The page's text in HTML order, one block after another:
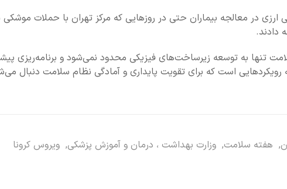
در معالجه بیماران حتی در روزهایی که مرکز تهران با حملات
دادند.
تنها به توسعه زیرساخت‌های فیزیکی محدود نمی‌شود و برنامه‌ریزی
رویکردهایی است که برای تقویت پایداری و آمادگی نظام سلامت دنبال
, هفته سلامت, وزارت بهداشت ، درمان و آموزش پزشکی, ویروس کرونا